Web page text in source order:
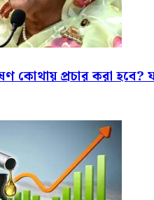
কোথায় প্রচার করা হবে?